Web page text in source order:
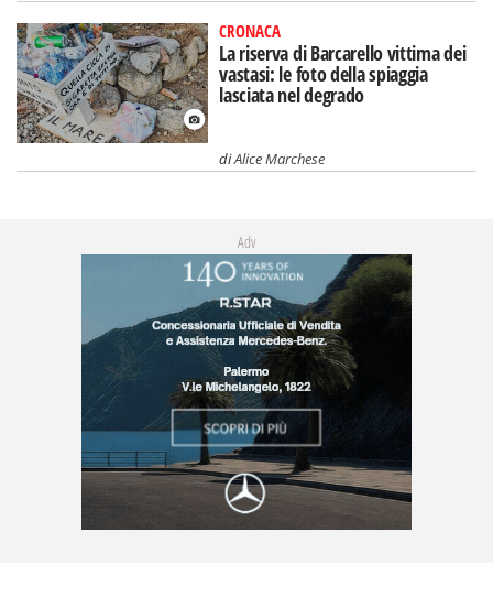
CRONACA
La riserva di Barcarello vittima dei
vastasi: le foto della spiaggia
lasciata nel degrado
diAlice Marchese
Adv